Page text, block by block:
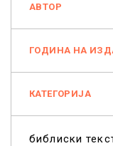
АВТОР
ГОДИНА НА
КАТЕГОРИЈА
библиски